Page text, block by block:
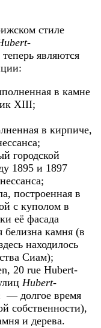
стиле
являются
в камне
XIII;
в кирпиче,
городской
1895 и 1897
построенная в
с куполом в
её фасада
белизна камня (в
находилось
Сиам);
20 rue Hubert-
Hubert-
— долгое время
собственности),
и дерева.